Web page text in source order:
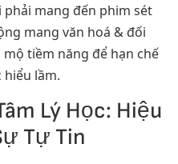
phải mang đến phim sét
mang văn hoá & đối
tiềm năng để hạn chế
hiểu lầm.
Lý Học: Hiệu
Tự Tin